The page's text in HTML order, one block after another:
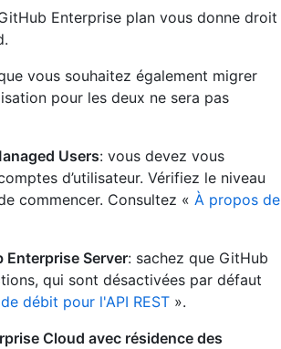
Enterprise plan vous donne droit
vous souhaitez également migrer
pour les deux ne sera pas
Users: vous devez vous
d’utilisateur. Vérifiez le niveau
commencer. Consultez « À propos de
Server: sachez que GitHub
qui sont désactivées par défaut
débit pour l'API REST ».
Cloud avec résidence des